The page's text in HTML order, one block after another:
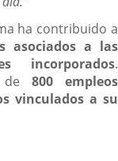
ha contribuido a
asociados a las
incorporados.
de800 empleos
vinculados a su